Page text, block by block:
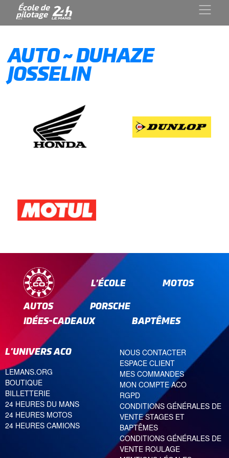
AUTO ~ DUHAZE
JOSSELIN
L’ÉCOLE
MOTOS
AUTOS
PORSCHE
IDÉES-CADEAUX
BAPTÊMES
L'UNIVERS ACO
LEMANS.ORG
BOUTIQUE
BILLETTERIE
24 HEURES DU MANS
24 HEURES MOTOS
24 HEURES CAMIONS
NOUS CONTACTER
ESPACE CLIENT
MES COMMANDES
MON COMPTE ACO
RGPD
CONDITIONS GÉNÉRALES DE
VENTE STAGES ET
BAPTÊMES
CONDITIONS GÉNÉRALES DE
VENTE ROULAGE